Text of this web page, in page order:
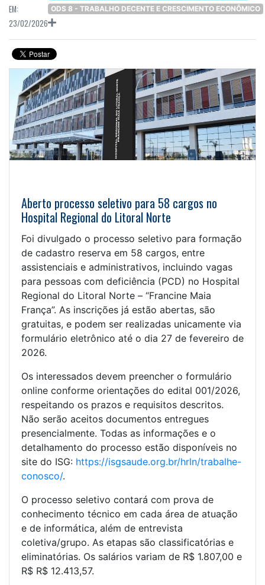
EM:
23/02/2026
ODS 8 - TRABALHO DECENTE E CRESCIMENTO ECONÔMICO
Aberto processo seletivo para 58 cargos no
Hospital Regional do Litoral Norte
Foi divulgado o processo seletivo para formação
de cadastro reserva em 58 cargos, entre
assistenciais e administrativos, incluindo vagas
para pessoas com deficiência (PCD) no Hospital
Regional do Litoral Norte – “Francine Maia
França”. As inscrições já estão abertas, são
gratuitas, e podem ser realizadas unicamente via
formulário eletrônico até o dia 27 de fevereiro de
2026.
Os interessados devem preencher o formulário
online conforme orientações do edital 001/2026,
respeitando os prazos e requisitos descritos.
Não serão aceitos documentos entregues
presencialmente. Todas as informações e o
detalhamento do processo estão disponíveis no
site do ISG: https://isgsaude.org.br/hrln/trabalhe-
conosco/.
O processo seletivo contará com prova de
conhecimento técnico em cada área de atuação
e de informática, além de entrevista
coletiva/grupo. As etapas são classificatórias e
eliminatórias. Os salários variam de R$ 1.807,00 e
R$ R$ 12.413,57.